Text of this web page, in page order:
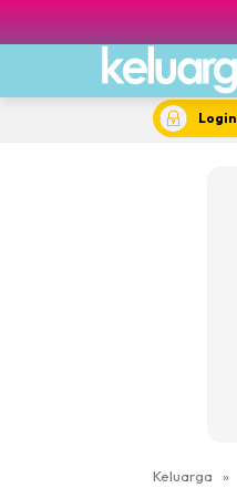
Login
Keluarga »